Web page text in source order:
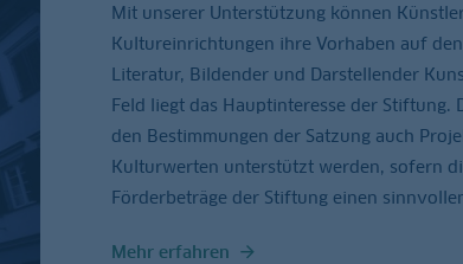
Mit unserer Unterstützung können
Kultureinrichtungen ihre Vorhaben auf
Literatur, Bildender und Darstellender
Feld liegt das Hauptinteresse der Stiftung.
den Bestimmungen der Satzung auch
Kulturwerten unterstützt werden, sofern
Förderbeträge der Stiftung einen
Mehr erfahren